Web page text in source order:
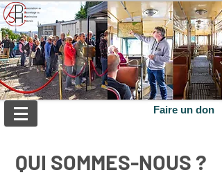
Faire un don
QUI SOMMES-NOUS ?